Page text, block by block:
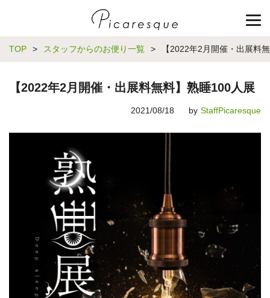
TOP > スタッフからのお便り一覧 > 【2022年2月開催・出展料
【2022年2月開催・出展料無料】熟睡100人展
2021/08/18 by StaffPicaresque